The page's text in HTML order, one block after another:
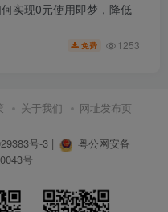
何实现0元使用即梦，降低
免费 1253
关于我们 网址发布页
号-3|
粤公网安备
号